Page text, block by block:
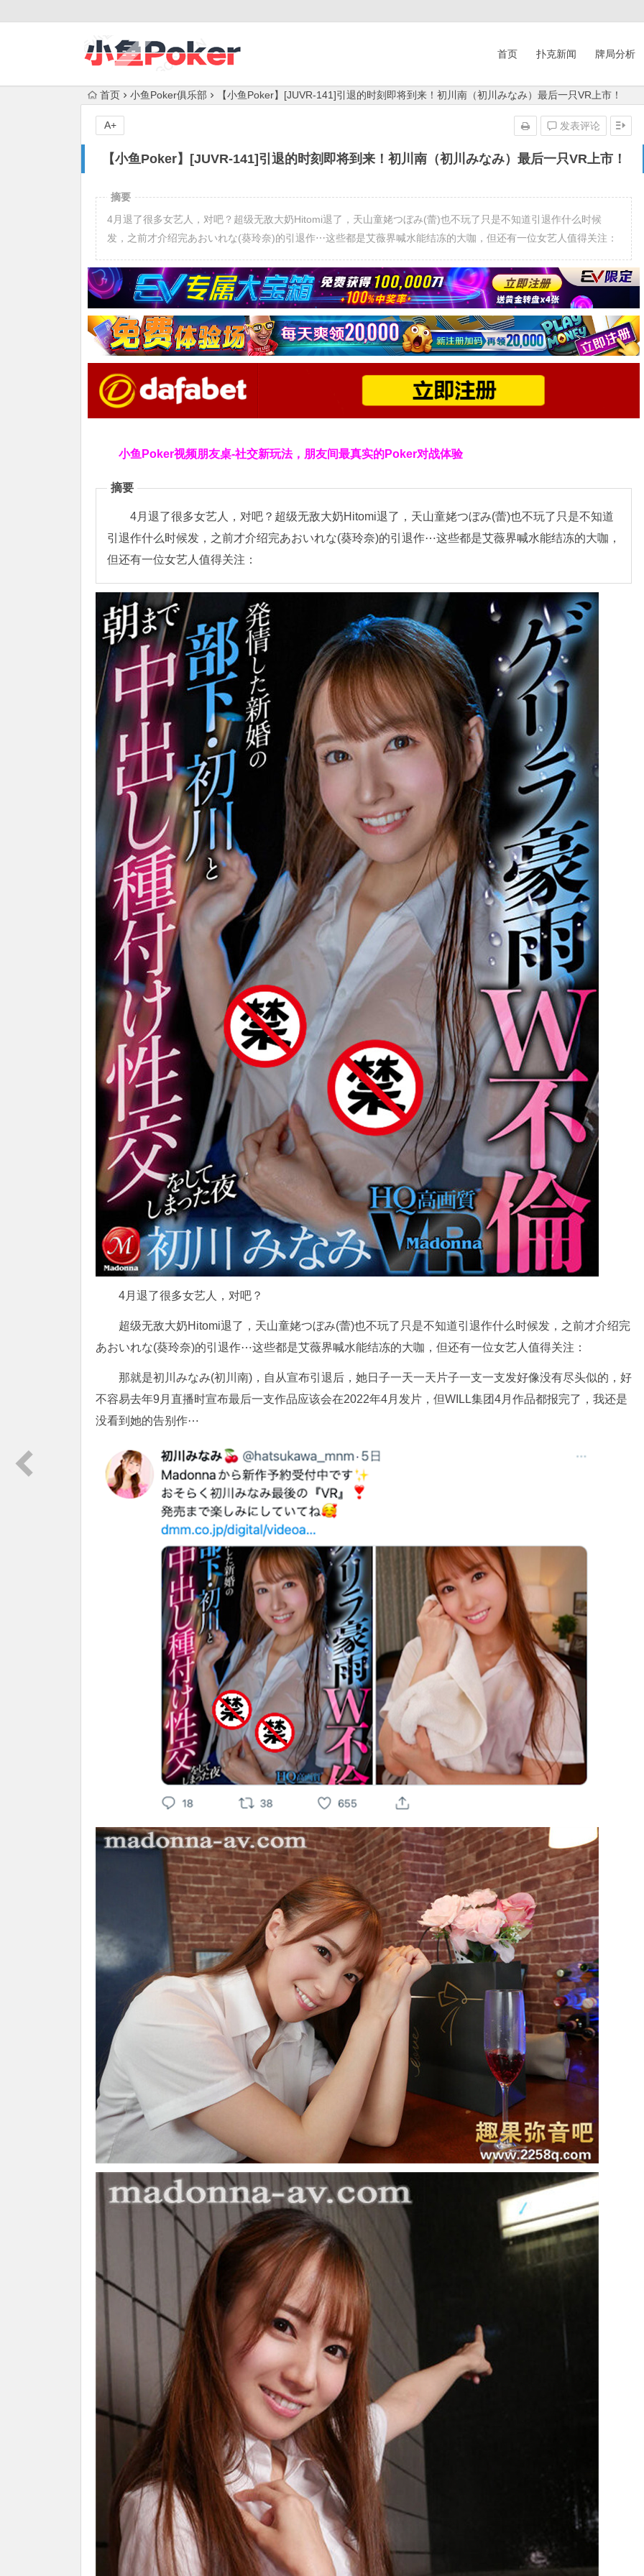
首页 扑克新闻 牌局分析
首页 小鱼Poker俱乐部 【小鱼Poker】[JUVR-141]引退的时刻即将到来！初川南（初川みなみ）最后一只VR上市！
【小鱼Poker】[JUVR-141]引退的时刻即将到来！初川南（初川みなみ）最后一只VR上市！
发表评论
A+
摘要
4月退了很多女艺人，对吧？超级无敌大奶Hitomi退了，天山童姥つぼみ(蕾)也不玩了只是不知道引退作什么时候
发，之前才介绍完あおいれな(葵玲奈)的引退作⋯这些都是艾薇界喊水能结冻的大咖，但还有一位女艺人值得关注：
小鱼Poker视频朋友桌-社交新玩法，朋友间最真实的Poker对战体验
摘要
4月退了很多女艺人，对吧？超级无敌大奶Hitomi退了，天山童姥つぼみ(蕾)也不玩了只是不知道
引退作什么时候发，之前才介绍完あおいれな(葵玲奈)的引退作⋯这些都是艾薇界喊水能结冻的大咖，
但还有一位女艺人值得关注：
4月退了很多女艺人，对吧？
超级无敌大奶Hitomi退了，天山童姥つぼみ(蕾)也不玩了只是不知道引退作什么时候发，之前才介绍完
あおいれな(葵玲奈)的引退作⋯这些都是艾薇界喊水能结冻的大咖，但还有一位女艺人值得关注：
那就是初川みなみ(初川南)，自从宣布引退后，她日子一天一天片子一支一支发好像没有尽头似的，好
不容易去年9月直播时宣布最后一支作品应该会在2022年4月发片，但WILL集团4月作品都报完了，我还是
没看到她的告别作⋯